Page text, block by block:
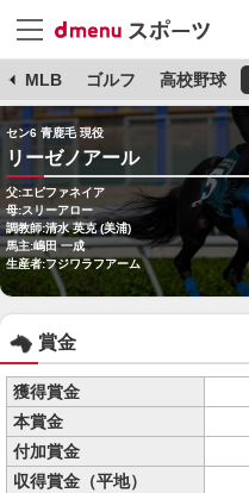
MLB ゴルフ 高校野球
セン6 青鹿毛 現役
リーゼノアール
父:エピファネイア
母:スリーアロー
調教師:清水 英克 (美浦)
馬主:嶋田 一成
生産者:フジワラフアーム
賞金
獲得賞金
本賞金
付加賞金
収得賞金（平地）